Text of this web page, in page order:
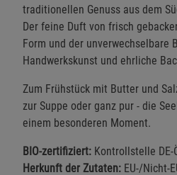
traditionellen Genuss aus dem
Der feine Duft von frisch
Form und der unverwechselbare
Handwerkskunst und ehrliche
Zum Frühstück mit Butter und
zur Suppe oder ganz pur - die
einem besonderen Moment.
BIO-zertifiziert: Kontrollstelle DE-
Herkunft der Zutaten: EU-/Nicht-